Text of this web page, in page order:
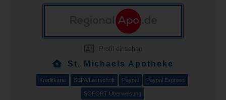
Profil einsehen
St. Michaels Apotheke
Kreditkarte SEPA/Lastschrift Paypal Paypal Express
SOFORT Überweisung